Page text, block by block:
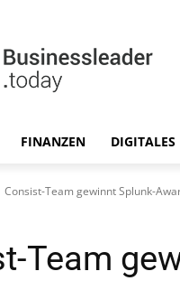
FINANZEN DIGITALES
Consist-Team gewinnt Splunk-
Team